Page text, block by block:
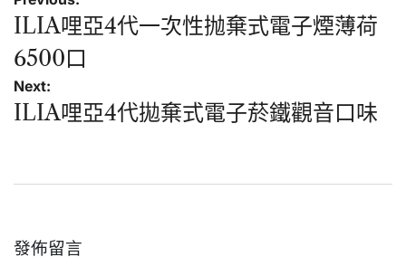
章
導
覽
ILIA哩亞4代一次性抛棄式電子煙薄荷
6500口
Next:
ILIA哩亞4代拋棄式電子菸鐵觀音口味
發佈留言